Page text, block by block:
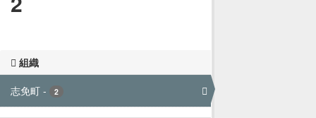
組織
志免町 - 2